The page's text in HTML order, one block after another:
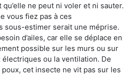
qu’elle ne peut ni voler et ni sauter.
vous fiez pas à ces
sous-estimer serait une méprise.
d’ailes, car elle se déplace en
possible sur les murs ou sur
ou la ventilation. De
cet insecte ne vit pas sur les